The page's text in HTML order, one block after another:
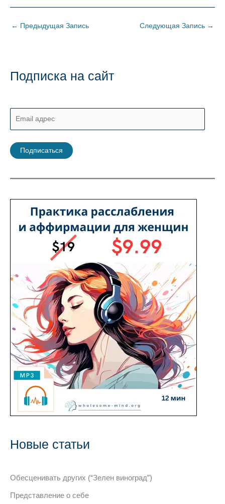
← Предыдущая Запись Следующая Запись →
Подписка на сайт
m
i
а
Подписаться
Новые статьи
Обесценивать других (“Зелен виноград”)
Представление о себе